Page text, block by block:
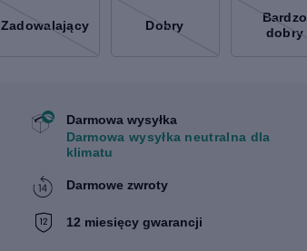
Zadowalający Dobry
Bardzo
dobry
Darmowa wysyłka
Darmowa wysyłka neutralna dla
klimatu
Darmowe zwroty
12 miesięcy gwarancji